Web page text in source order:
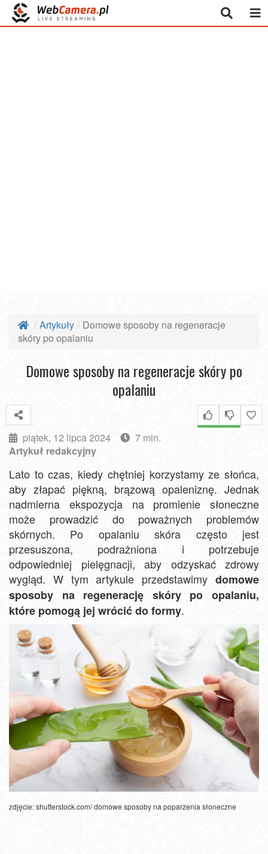
Artykuły
Domowe sposoby na regeneracje
skóry po opalaniu
Domowe sposoby na regeneracje skóry po
opalaniu
piątek, 12 lipca 2024
7 min.
Artykuł redakcyjny
Lato to czas, kiedy chętniej korzystamy ze słońca,
aby złapać piękną, brązową opaleniznę. Jednak
nadmierna ekspozycja na promienie słoneczne
może prowadzić do poważnych problemów
skórnych. Po opalaniu skóra często jest
przesuszona, podrażniona i potrzebuje
odpowiedniej pielęgnacji, aby odzyskać zdrowy
wygląd. W tym artykule przedstawimy domowe
sposoby na regenerację skóry po opalaniu,
które pomogą jej wrócić do formy.
zdjęcie: shutterstock.com/ domowe sposoby na poparzenia słoneczne